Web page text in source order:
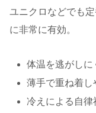
ユニクロなどでも
に非常に有効。
体温を逃がしに
薄手で重ね着し
冷えによる自律